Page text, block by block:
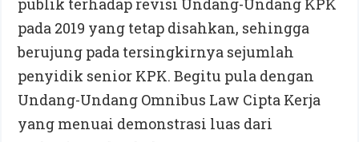
pada 2019 yang tetap disahkan, sehingga
berujung pada tersingkirnya sejumlah
penyidik senior KPK. Begitu pula dengan
Undang-Undang Omnibus Law Cipta Kerja
yang menuai demonstrasi luas dari